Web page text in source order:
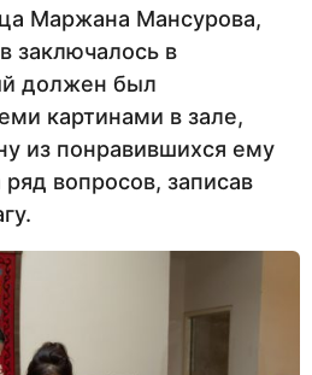
Маржана Мансурова,
заключалось в
должен был
картинами в зале,
из понравившихся ему
ряд вопросов, записав